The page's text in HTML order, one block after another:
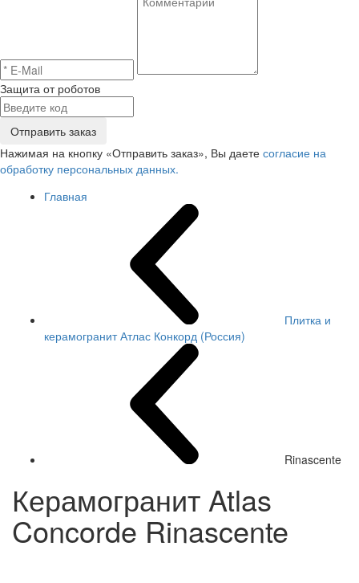
Защита от роботов
Отправить заказ
Нажимая на кнопку «Отправить заказ», Вы даете согласие на
обработку персональных данных.
Главная
Плитка и
керамогранит Атлас Конкорд (Россия)
Rinascente
Керамогранит Atlas
Concorde Rinascente